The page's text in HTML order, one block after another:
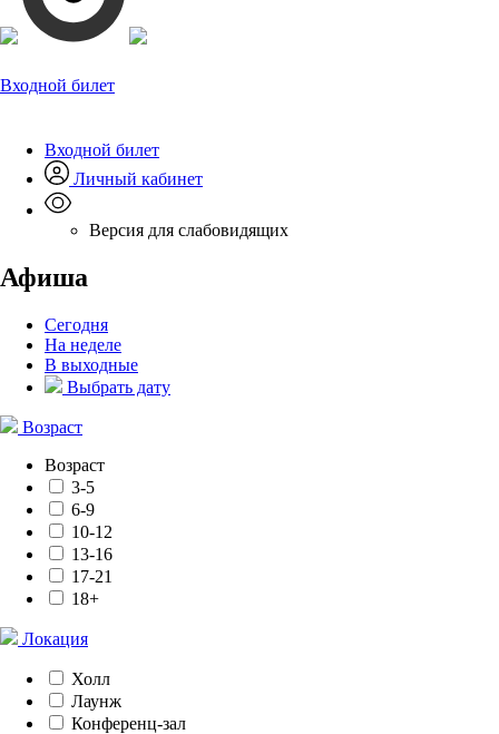
Входной билет
Входной билет
Личный кабинет
Версия для слабовидящих
Афиша
Сегодня
На неделе
В выходные
Выбрать дату
Возраст
Возраст
3-5
6-9
10-12
13-16
17-21
18+
Локация
Холл
Лаунж
Конференц-зал